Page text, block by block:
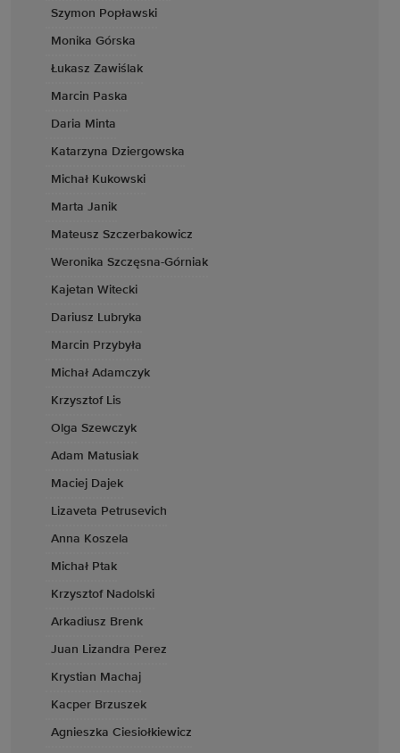
Szymon Popławski
Monika Górska
Łukasz Zawiślak
Marcin Paska
Daria Minta
Katarzyna Dziergowska
Michał Kukowski
Marta Janik
Mateusz Szczerbakowicz
Weronika Szczęsna-Górniak
Kajetan Witecki
Dariusz Lubryka
Marcin Przybyła
Michał Adamczyk
Krzysztof Lis
Olga Szewczyk
Adam Matusiak
Maciej Dajek
Lizaveta Petrusevich
Anna Koszela
Michał Ptak
Krzysztof Nadolski
Arkadiusz Brenk
Juan Lizandra Perez
Krystian Machaj
Kacper Brzuszek
Agnieszka Ciesiołkiewicz